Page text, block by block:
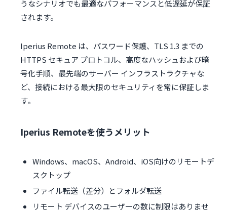
うなシナリオでも最適なパフォーマンスと低遅延が保証
されます。
Iperius Remote は、パスワード保護、TLS 1.3 までの
HTTPS セキュア プロトコル、高度なハッシュおよび暗
号化手順、最先端のサーバー インフラストラクチャな
ど、接続における最大限のセキュリティを常に保証しま
す。
Iperius Remoteを使うメリット
Windows、macOS、Android、iOS向けのリモートデ
スクトップ
ファイル転送（差分）とフォルダ転送
リモート デバイスのユーザーの数に制限はありませ